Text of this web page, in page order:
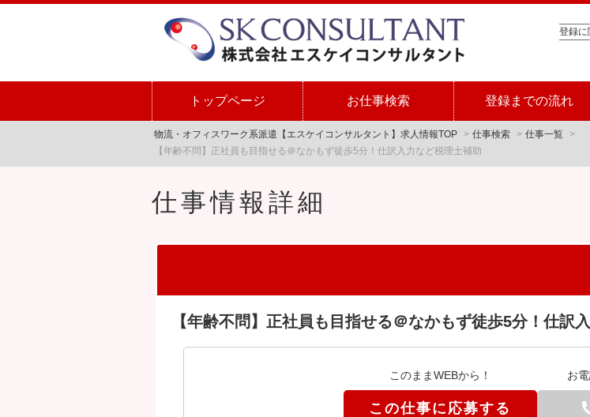
登録に
トップページ お仕事検索 登録までの流れ
物流・オフィスワーク系派遣【エスケイコンサルタント】求人情報TOP 仕事検索
仕事一覧
【年齢不問】正社員も目指せる＠なかもず徒歩5分！仕訳入力など税理士補助
仕事情報詳細
【年齢不問】正社員も目指せる＠なかもず徒歩5分！仕訳
このままWEBから！
この仕事に応募する
お